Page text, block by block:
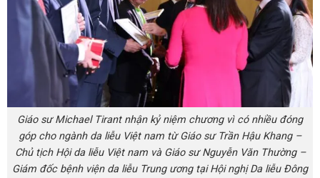
Giáo sư Michael Tirant nhận kỷ niệm chương vì có nhiều đóng
góp cho ngành da liễu Việt nam từ Giáo sư Trần Hậu Khang –
Chủ tịch Hội da liễu Việt nam và Giáo sư Nguyễn Văn Thường –
Giám đốc bệnh viện da liễu Trung ương tại Hội nghị Da liễu Đông